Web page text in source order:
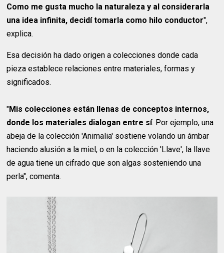
Como me gusta mucho la naturaleza y al considerarla
una idea infinita, decidí tomarla como hilo conductor",
explica.
Esa decisión ha dado origen a colecciones donde cada
pieza establece relaciones entre materiales, formas y
significados.
"Mis colecciones están llenas de conceptos internos,
donde los materiales dialogan entre sí. Por ejemplo, una
abeja de la colección 'Animalia' sostiene volando un ámbar
haciendo alusión a la miel, o en la colección 'Llave', la llave
de agua tiene un cifrado que son algas sosteniendo una
perla", comenta.